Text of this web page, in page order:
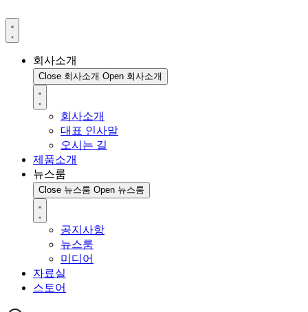
회사소개
Close 회사소개 Open 회사소개
회사소개
대표 인사말
오시는 길
제품소개
뉴스룸
Close 뉴스룸 Open 뉴스룸
공지사항
뉴스룸
미디어
자료실
스토어